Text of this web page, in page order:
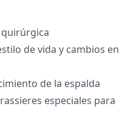
de vida y cambios en
de la espalda
especiales para